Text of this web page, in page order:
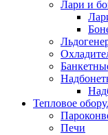
Лари и
Тепловое
Печи